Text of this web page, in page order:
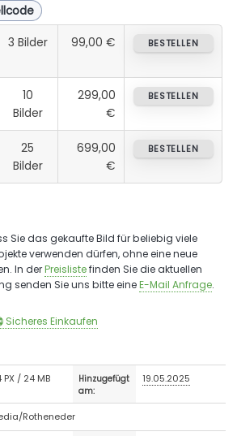
3 Bilder 99,00 € BESTELLEN
10
Bilder
299,00
€
BESTELLEN
25
Bilder
699,00
€
BESTELLEN
Sie das gekaufte Bild für beliebig viele
verwenden dürfen, ohne eine neue
In derPreislistefinden Sie die aktuellen
senden Sie uns bitte eineE-Mail Anfrage.
Sicheres Einkaufen
PX / 24 MB
Hinzugefügt
am:
19.05.2025
Rotheneder